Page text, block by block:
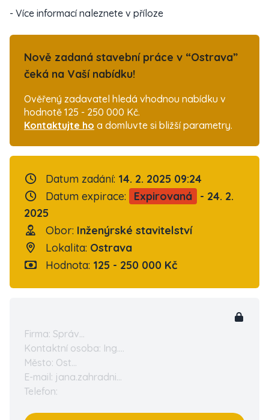
- Více informací naleznete v příloze
Nově zadaná stavební práce v “Ostrava”
čeká na Vaší nabídku!
Ověřený zadavatel hledá vhodnou nabídku v
hodnotě 125 - 250 000 Kč.
Kontaktujte ho a domluvte si bližší parametry.
Datum zadání: 14. 2. 2025 09:24
Datum expirace:
Expirovaná
- 24. 2.
2025
Obor: Inženýrské stavitelství
Lokalita: Ostrava
Hodnota: 125 - 250 000 Kč
Firma: Správ...
Kontaktní osoba: Ing....
Město: Ost...
E-mail: jana.zahradni...
Telefon: